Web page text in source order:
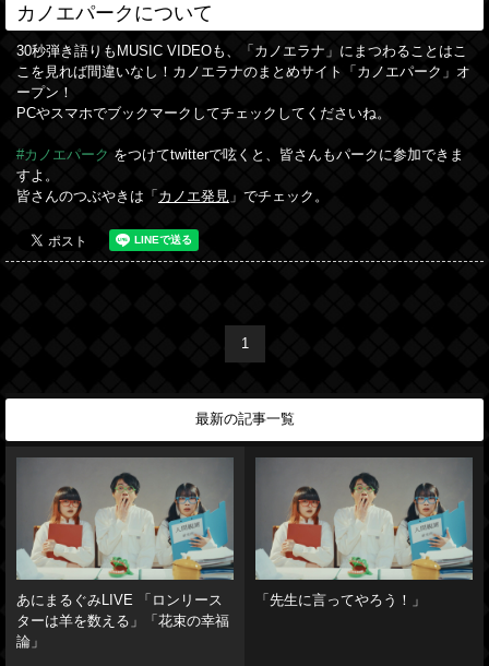
カノエパークについて
30秒弾き語り もMUSIC VIDEOも、「カノエラナ」にまつわることはこ
こを見れば間違いなし！カノエラナのまとめサイト「カノエパーク」オ
ープン！
PCやスマホでブックマークしてチェックしてくださいね。
#カノエパーク をつけてtwitterで呟くと、皆さんもパークに参加できま
すよ。
皆さんのつぶやきは「 カノエ発見 」でチェック。
1
最新の記事一覧
あにまるぐみLIVE 「ロンリース
ターは羊を数える」「花束の幸福
論」
「先生に言ってやろう！」